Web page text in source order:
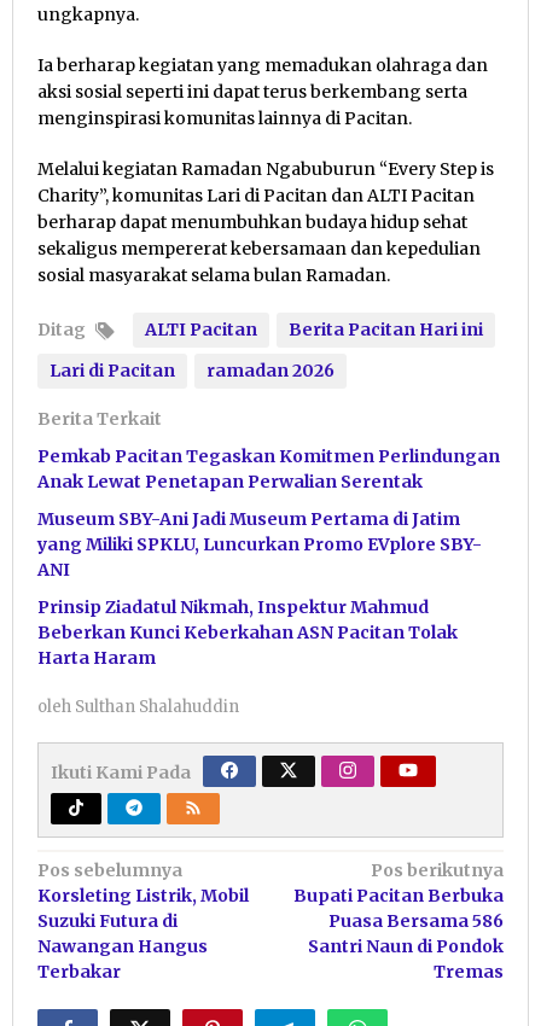
ungkapnya.
Ia berharap kegiatan yang memadukan olahraga dan
aksi sosial seperti ini dapat terus berkembang serta
menginspirasi komunitas lainnya di Pacitan.
Melalui kegiatan Ramadan Ngabuburun “Every Step is
Charity”, komunitas Lari di Pacitan dan ALTI Pacitan
berharap dapat menumbuhkan budaya hidup sehat
sekaligus mempererat kebersamaan dan kepedulian
sosial masyarakat selama bulan Ramadan.
Ditag ALTI Pacitan
Berita Pacitan Hari ini
Lari di Pacitan
ramadan 2026
Berita Terkait
Pemkab Pacitan Tegaskan Komitmen Perlindungan
Anak Lewat Penetapan Perwalian Serentak
Museum SBY-Ani Jadi Museum Pertama di Jatim
yang Miliki SPKLU, Luncurkan Promo EVplore SBY-
ANI
Prinsip Ziadatul Nikmah, Inspektur Mahmud
Beberkan Kunci Keberkahan ASN Pacitan Tolak
Harta Haram
oleh Sulthan Shalahuddin
Ikuti Kami Pada
Navigasi
pos
Pos sebelumnya
Korsleting Listrik, Mobil
Suzuki Futura di
Nawangan Hangus
Terbakar
Pos berikutnya
Bupati Pacitan Berbuka
Puasa Bersama 586
Santri Naun di Pondok
Tremas